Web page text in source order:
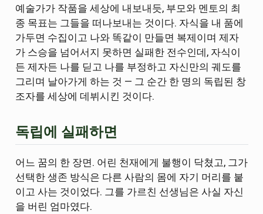
예술가가 작품을 세상에 내보내듯, 부모와 멘토의 최
종 목표는 그들을 떠나보내는 것이다. 자식을 내 품에
가두면 수집이고 나와 똑같이 만들면 복제이며 제자
가 스승을 넘어서지 못하면 실패한 전수인데, 자식이
든 제자든 나를 딛고 나를 부정하고 자신만의 궤도를
그리며 날아가게 하는 것 — 그 순간 한 명의 독립된 창
조자를 세상에 데뷔시킨 것이다.
독립에 실패하면
어느 꿈의 한 장면. 어린 천재에게 불행이 닥쳤고, 그가
선택한 생존 방식은 다른 사람의 몸에 자기 머리를 붙
이고 사는 것이었다. 그를 가르친 선생님은 사실 자신
을 버린 엄마였다.